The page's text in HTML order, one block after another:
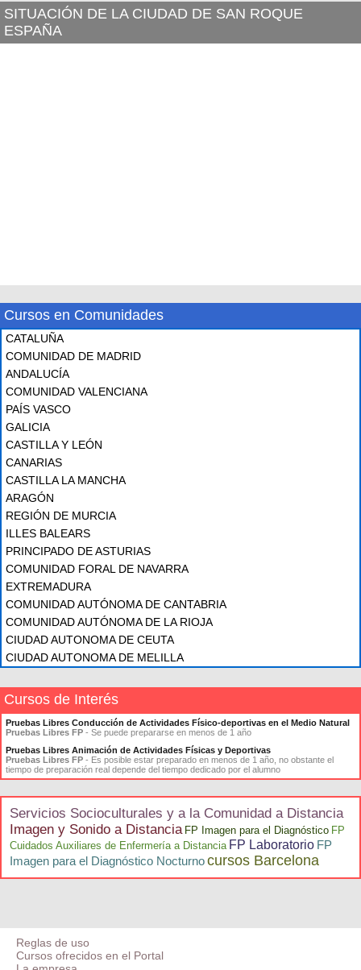
SITUACIÓN DE LA CIUDAD DE SAN ROQUE
ESPAÑA
Cursos en Comunidades
CATALUÑA
COMUNIDAD DE MADRID
ANDALUCÍA
COMUNIDAD VALENCIANA
PAÍS VASCO
GALICIA
CASTILLA Y LEÓN
CANARIAS
CASTILLA LA MANCHA
ARAGÓN
REGIÓN DE MURCIA
ILLES BALEARS
PRINCIPADO DE ASTURIAS
COMUNIDAD FORAL DE NAVARRA
EXTREMADURA
COMUNIDAD AUTÓNOMA DE CANTABRIA
COMUNIDAD AUTÓNOMA DE LA RIOJA
CIUDAD AUTONOMA DE CEUTA
CIUDAD AUTONOMA DE MELILLA
Cursos de Interés
Pruebas Libres Conducción de Actividades Físico-deportivas en el Medio Natural
Pruebas Libres FP - Se puede prepararse en menos de 1 año
Pruebas Libres Animación de Actividades Físicas y Deportivas
Pruebas Libres FP - Es posible estar preparado en menos de 1 año, no obstante el
tiempo de preparación real depende del tiempo dedicado por el alumno
Servicios Socioculturales y a la Comunidad a Distancia
Imagen y Sonido a Distancia FP Imagen para el Diagnóstico FP
Cuidados Auxiliares de Enfermería a Distancia FP Laboratorio FP
Imagen para el Diagnóstico Nocturnocursos Barcelona
Reglas de uso
Cursos ofrecidos en el Portal